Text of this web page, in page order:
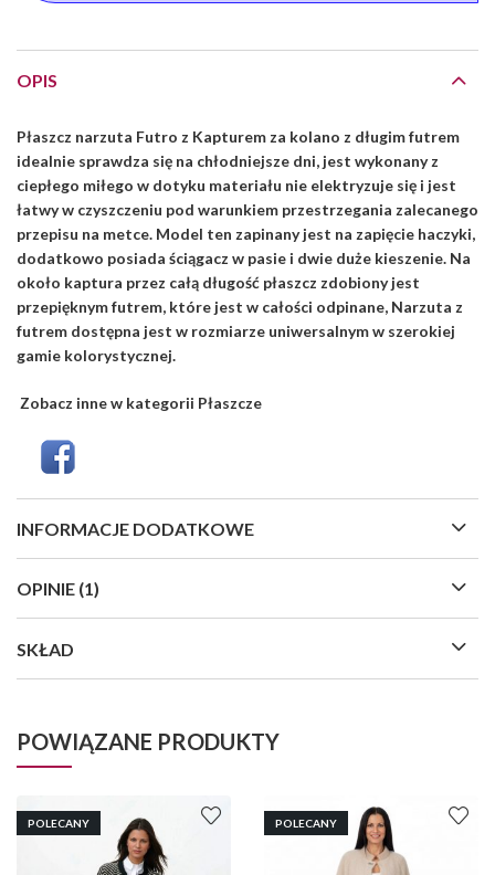
OPIS
Płaszcz narzuta Futro z Kapturem za kolano z długim futrem
idealnie sprawdza się na chłodniejsze dni, jest wykonany z
ciepłego miłego w dotyku materiału nie elektryzuje się i jest
łatwy w czyszczeniu pod warunkiem przestrzegania zalecanego
przepisu na metce. Model ten zapinany jest na zapięcie haczyki,
dodatkowo posiada ściągacz w pasie i dwie duże kieszenie. Na
około kaptura przez całą długość płaszcz zdobiony jest
przepięknym futrem, które jest w całości odpinane, Narzuta z
futrem dostępna jest w rozmiarze uniwersalnym w szerokiej
gamie kolorystycznej.
Zobacz inne w kategorii Płaszcze
INFORMACJE DODATKOWE
OPINIE (1)
SKŁAD
POWIĄZANE PRODUKTY
POLECANY POLECANY